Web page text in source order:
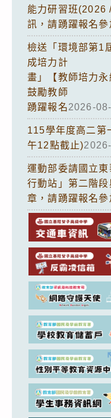
能力研習班(2026
訊，請踴躍報名參
檢送「環境部第1
成培力計
畫」【教師培力
鼓勵教師
踴躍報名2026-
115學年度高二第
午12點截止)
運動部委請國立
行動站」第二階
章，請踴躍報名參